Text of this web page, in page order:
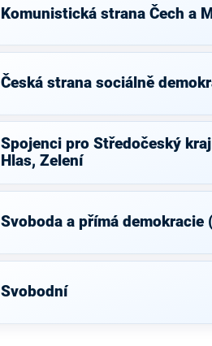
Komunistická strana Čech a
Česká strana sociálně
Spojenci pro Středočeský
Hlas, Zelení
Svoboda a přímá demokracie
Svobodní